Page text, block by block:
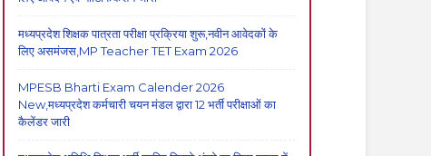
मध्यप्रदेश शिक्षक पात्रता परीक्षा प्रक्रिया शुरू,नवीन आवेदकों के
लिए असमंजस,MP Teacher TET Exam 2026
MPESB Bharti Exam Calender 2026
New,मध्यप्रदेश कर्मचारी चयन मंडल द्वारा 12 भर्ती परीक्षाओं का
कैलेंडर जारी